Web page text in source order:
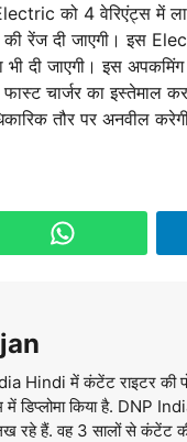
को 4 वेरिएंट्स
दी जाएगी। इस
दी जाएगी। इस
चार्जर का इस्तेमाल
तौर पर अनवील
Hindi में कंटेंट राइटर की
में डिप्लोमा किया है.
रहे हैं. वह 3 सालों से कंटेंट